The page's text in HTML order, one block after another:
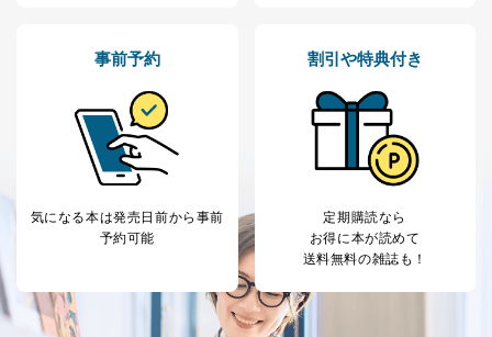
事前予約
気になる本は発売日前から事前
予約可能
割引や特典付き
定期購読なら
お得に本が読めて
送料無料の雑誌も！